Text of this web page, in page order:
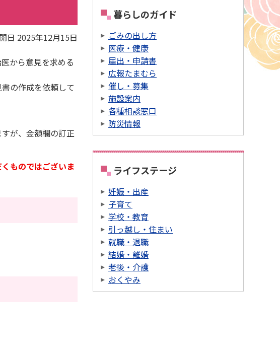
日 2025年12月15日
から意見を求める
の作成を依頼して
が、金額欄の訂正
ものではございま
暮らしのガイド
ごみの出し方
医療・健康
届出・申請書
広報たまむら
催し・募集
施設案内
各種相談窓口
防災情報
ライフステージ
妊娠・出産
子育て
学校・教育
引っ越し・住まい
就職・退職
結婚・離婚
老後・介護
おくやみ